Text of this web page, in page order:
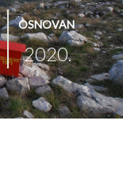
2020.
OSNOVAN